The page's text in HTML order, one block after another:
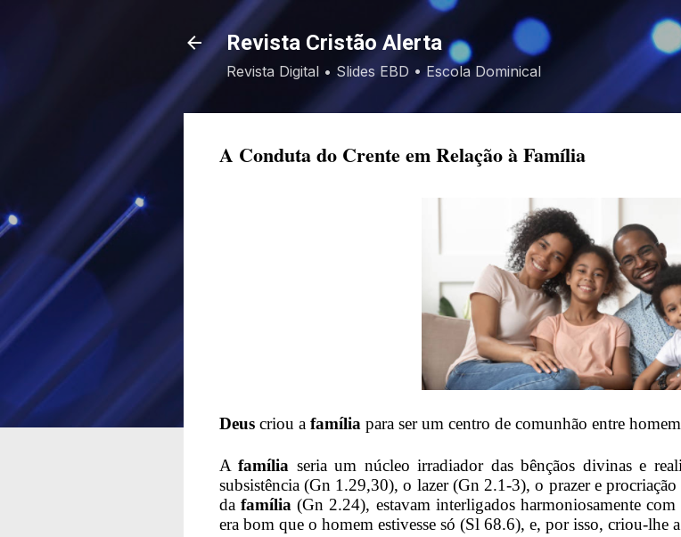
Pular para o conteúdo
Revista Cristão Alerta
Revista Digital • Slides EBD • Escola Dominical
A Conduta do Crente em Relação à Família
Deuscriou a família para ser um centro de comunhão entre
A família seria um núcleo irradiador das bênçãos divinas e
subsistência (Gn 1.29,30), o lazer (Gn 2.1-3), o prazer e
da família (Gn 2.24), estavam interligados harmoniosamente
era bom que o homem estivesse só (Sl 68.6), e, por isso, criou-lhe a